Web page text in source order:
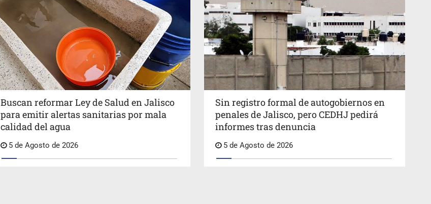
Buscan reformar Ley de Salud en Jalisco
para emitir alertas sanitarias por mala
calidad del agua
5 de Agosto de 2026
Sin registro formal de autogobiernos en
penales de Jalisco, pero CEDHJ pedirá
informes tras denuncia
5 de Agosto de 2026